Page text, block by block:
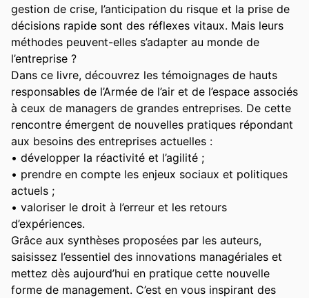
gestion de crise, l’anticipation du risque et la prise de
décisions rapide sont des réflexes vitaux. Mais leurs
méthodes peuvent-elles s’adapter au monde de
l’entreprise ?
Dans ce livre, découvrez les témoignages de hauts
responsables de l’Armée de l’air et de l’espace associés
à ceux de managers de grandes entreprises. De cette
rencontre émergent de nouvelles pratiques répondant
aux besoins des entreprises actuelles :
• développer la réactivité et l’agilité ;
• prendre en compte les enjeux sociaux et politiques
actuels ;
• valoriser le droit à l’erreur et les retours
d’expériences.
Grâce aux synthèses proposées par les auteurs,
saisissez l’essentiel des innovations managériales et
mettez dès aujourd’hui en pratique cette nouvelle
forme de management. C’est en vous inspirant des